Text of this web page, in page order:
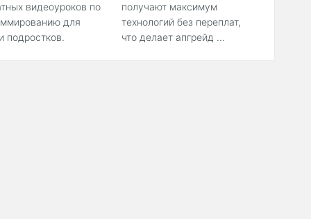
видеоуроков по
для
подростков.
получают максимум
технологий без переплат,
что делает апгрейд ...